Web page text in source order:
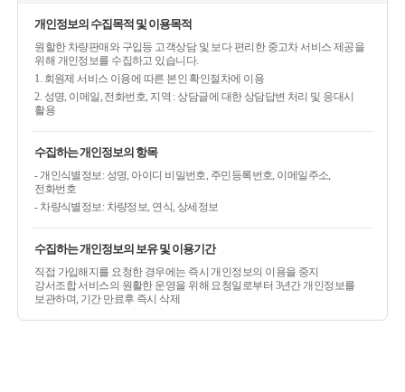
개인정보의 수집목적 및 이용목적
원할한 차량판매와 구입등 고객상담 및 보다 편리한 중고차 서비스 제공을
위해 개인정보를 수집하고 있습니다.
1. 회원제 서비스 이용에 따른 본인 확인절차에 이용
2. 성명, 이메일, 전화번호, 지역 : 상담글에 대한 상담답변 처리 및 응대시
활용
수집하는 개인정보의 항목
- 개인식별정보: 성명, 아이디 비밀번호, 주민등록번호, 이메일주소,
전화번호
- 차량식별정보: 차량정보, 연식, 상세정보
수집하는 개인정보의 보유 및 이용기간
직접 가입해지를 요청한 경우에는 즉시 개인정보의 이용을 중지
강서조합 서비스의 원활한 운영을 위해 요청일로부터 3년간 개인정보를
보관하며, 기간 만료후 즉시 삭제